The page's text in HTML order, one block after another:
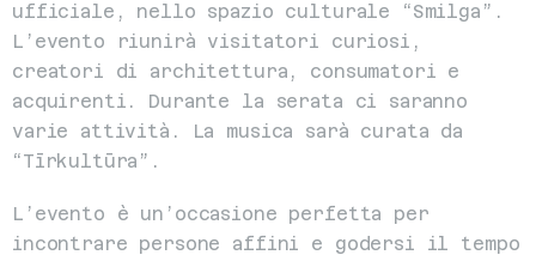
ufficiale, nello spazio culturale “Smilga”.
L’evento riunirà visitatori curiosi,
creatori di architettura, consumatori e
acquirenti. Durante la serata ci saranno
varie attività. La musica sarà curata da
“Tīrkultūra”.
L’evento è un’occasione perfetta per
incontrare persone affini e godersi il tempo